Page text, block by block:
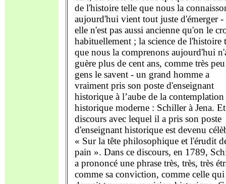
de l'histoire telle que nous la
aujourd'hui vient tout juste d'émerger -
elle n'est pas aussi ancienne qu'on le
habituellement ; la science de l'histoire
que nous la comprenons aujourd'hui
guère plus de cent ans, comme très
gens le savent - un grand homme a
vraiment pris son poste d'enseignant
historique à l’aube de la contemplation
historique moderne : Schiller à Jena.
discours avec lequel il a pris son poste
d'enseignant historique est devenu
« Sur la tête philosophique et l'érudit
pain ». Dans ce discours, en 1789,
a prononcé une phrase très, très, très
comme sa conviction, comme celle qui